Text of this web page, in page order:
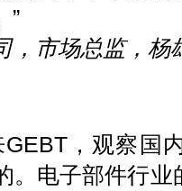
”
，市场总监，杨
GEBT，观察国
。电子部件行